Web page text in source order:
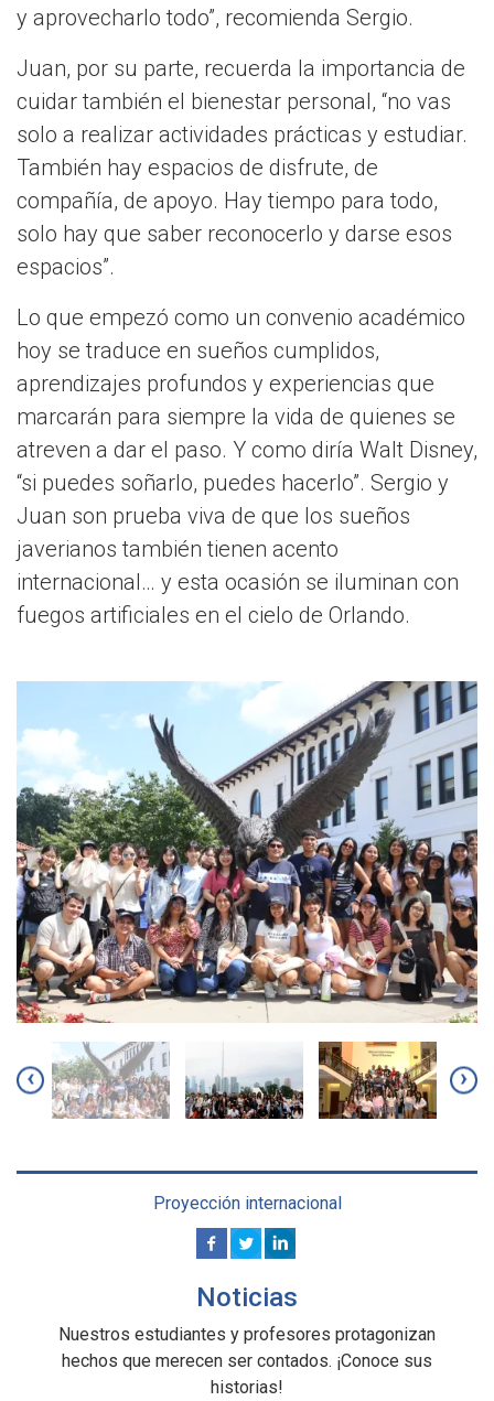
y aprovecharlo todo”, recomienda Sergio.
Juan, por su parte, recuerda la importancia de
cuidar también el bienestar personal, “no vas
solo a realizar actividades prácticas y estudiar.
También hay espacios de disfrute, de
compañía, de apoyo. Hay tiempo para todo,
solo hay que saber reconocerlo y darse esos
espacios”.
Lo que empezó como un convenio académico
hoy se traduce en sueños cumplidos,
aprendizajes profundos y experiencias que
marcarán para siempre la vida de quienes se
atreven a dar el paso. Y como diría Walt Disney,
“si puedes soñarlo, puedes hacerlo”. Sergio y
Juan son prueba viva de que los sueños
javerianos también tienen acento
internacional… y esta ocasión se iluminan con
fuegos artificiales en el cielo de Orlando.
‹ ›
Proyección internacional
Noticias
Nuestros estudiantes y profesores protagonizan
hechos que merecen ser contados. ¡Conoce sus
historias!